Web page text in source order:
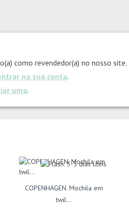
como revendedor(a) no nosso site.
na sua conta.
uma.
COPENHAGEN. Mochila em
twil...